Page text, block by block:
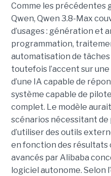
Comme les précédentes
Qwen, Qwen 3.8-Max
d’usages : génération et
programmation,
automatisation de
toutefois l’accent sur
d’une IA capable de
système capable de
complet. Le modèle
scénarios nécessitant
d’utiliser des outils
en fonction des résultats
avancés par Alibaba
logiciel autonome. Selon